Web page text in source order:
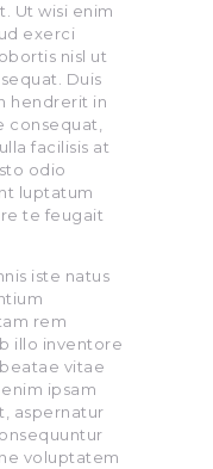
Ut wisi enim
exerci
nisl ut
Duis
hendrerit in
consequat,
facilisis at
odio
luptatum
te feugait
iste natus
rem
illo inventore
vitae
ipsam
aspernatur
voluptatem